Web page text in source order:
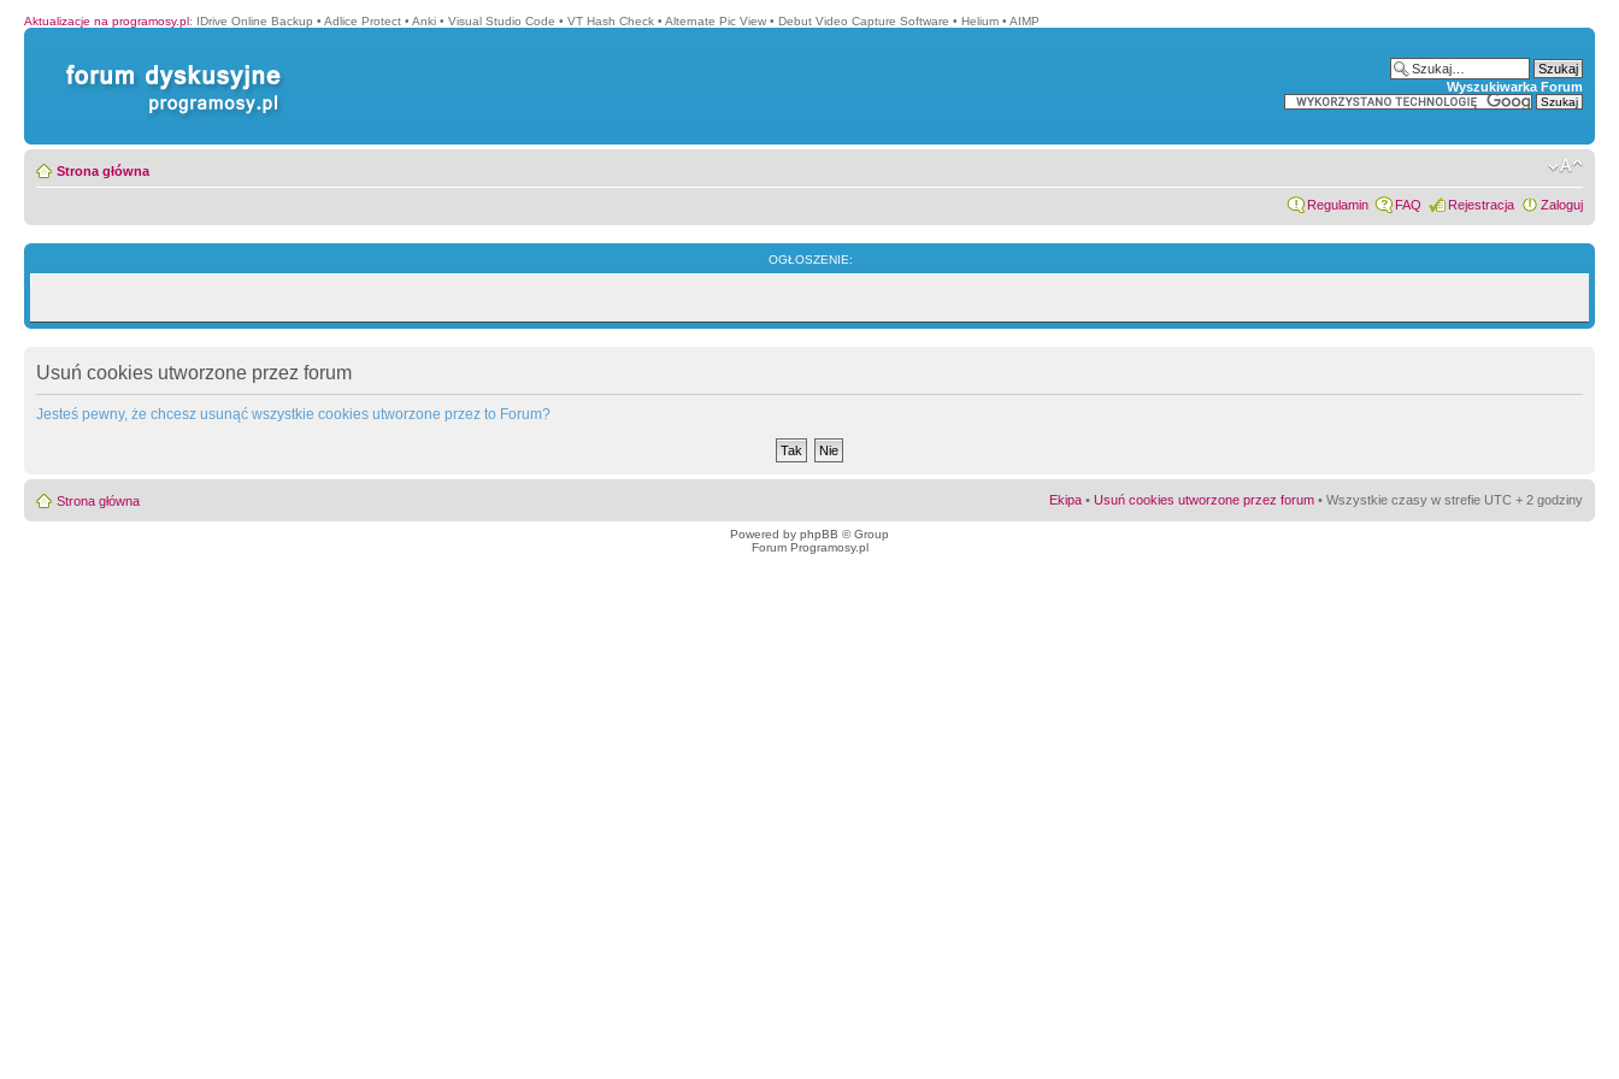
Aktualizacje na programosy.pl: IDrive Online Backup • Adlice Protect • Anki • Visual Studio Code • VT Hash Check • Alternate Pic View • Debut Video Capture Software • Helium • AIMP
Wyszukiwarka Forum
Strona główna
Regulamin FAQ Rejestracja Zaloguj
OGŁOSZENIE:
Usuń cookies utworzone przez forum
Jesteś pewny, że chcesz usunąć wszystkie cookies utworzone przez to Forum?
Strona główna Ekipa • Usuń cookies utworzone przez forum • Wszystkie czasy w strefie UTC + 2 godziny
Powered by phpBB © Group
Forum Programosy.pl